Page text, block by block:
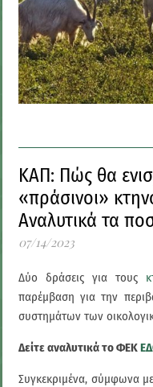
ΚΑΠ: Πώς θα
«πράσινοι»
Αναλυτικά τα
07/14/2023
Δύο δράσεις για τους
παρέμβαση για την
συστημάτων των
Δείτε αναλυτικά το ΦΕΚ
Συγκεκριμένα, σύμφωνα